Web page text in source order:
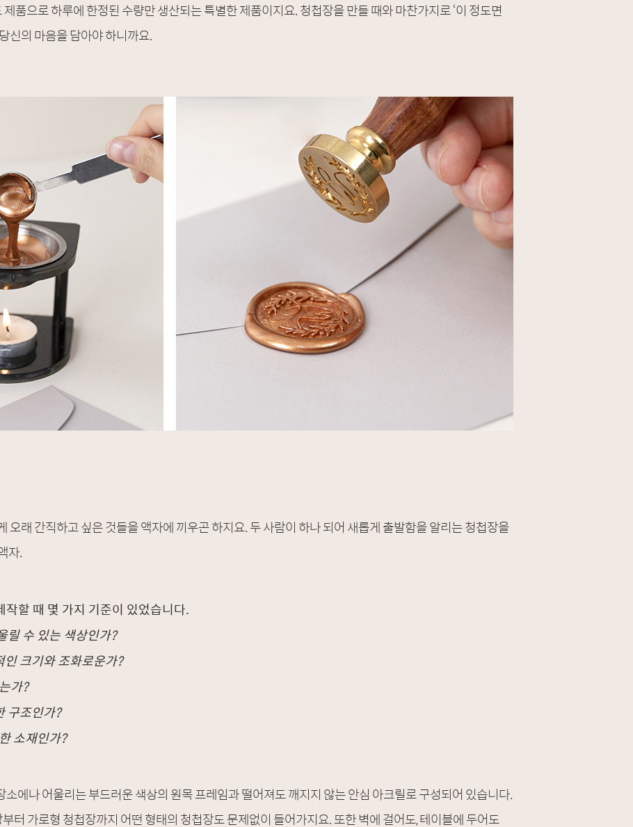
품으로 하루에 한정된 수량만 생산되는 특별한 제품이지요. 청첩장을 만들 때와 마찬가지로 ‘이 정도면
신의 마음을 담아야 하니까요.
오래 간직하고 싶은 것들을 액자에 끼우곤 하지요. 두 사람이 하나 되어 새롭게 출발함을 알리는 청첩장을
자.
할 때 몇 가지 기준이 있었습니다.
릴 수 있는 색상인가?
크기와 조화로운가?
가?
구조인가?
소재인가?
에나 어울리는 부드러운 색상의 원목 프레임과 떨어져도 깨지지 않는 안심 아크릴로 구성되어 있습니다.
터 가로형 청첩장까지 어떤 형태의 청첩장도 문제없이 들어가지요. 또한 벽에 걸어도, 테이블에 두어도